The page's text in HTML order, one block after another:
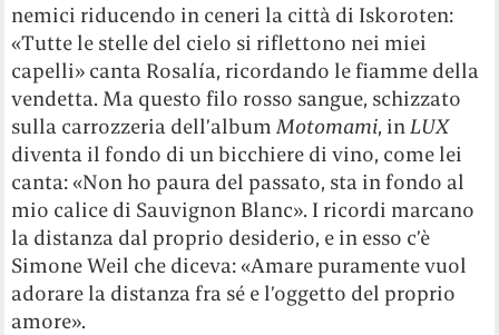
nemici riducendo in ceneri la città di Iskoroten:
«Tutte le stelle del cielo si riflettono nei miei
capelli» canta Rosalía, ricordando le fiamme della
vendetta. Ma questo filo rosso sangue, schizzato
sulla carrozzeria dell’albumMotomami, inLUX
diventa il fondo di un bicchiere di vino, come lei
canta: «Non ho paura del passato, sta in fondo al
mio calice di Sauvignon Blanc». I ricordi marcano
la distanza dal proprio desiderio, e in esso c’è
Simone Weil che diceva: «Amare puramente vuol
adorare la distanza fra sé e l’oggetto del proprio
amore».